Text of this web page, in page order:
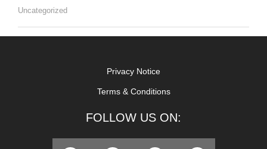
Uncategorized
Privacy Notice
Terms & Conditions
FOLLOW US ON: